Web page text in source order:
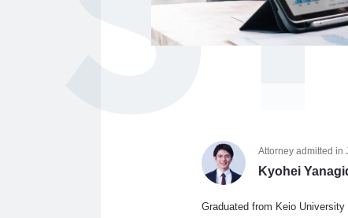
Attorney admitted in
Kyohei
Graduated from Keio